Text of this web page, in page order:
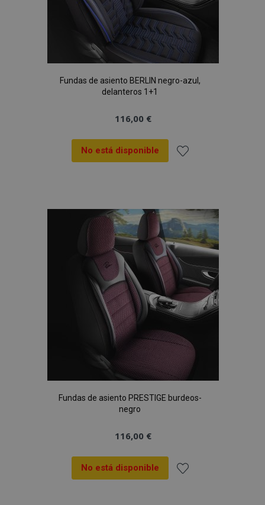
Fundas de asiento BERLIN negro-azul,
delanteros 1+1
116,00 €
No está disponible
Lista
de
Deseos
Fundas de asiento PRESTIGE burdeos-
negro
116,00 €
No está disponible